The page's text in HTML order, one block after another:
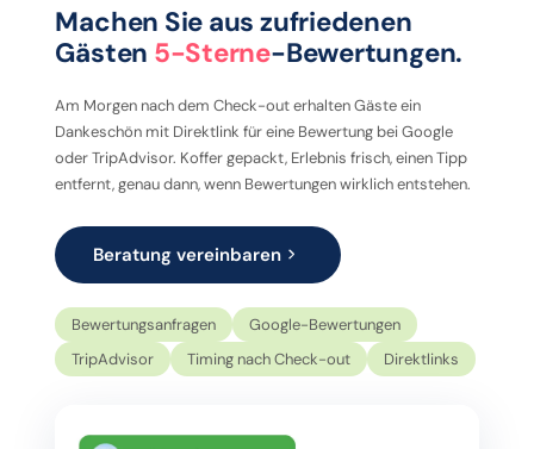
Machen Sie aus zufriedenen
Gästen 5-Sterne-Bewertungen.
Am Morgen nach dem Check-out erhalten Gäste ein
Dankeschön mit Direktlink für eine Bewertung bei Google
oder TripAdvisor. Koffer gepackt, Erlebnis frisch, einen Tipp
entfernt, genau dann, wenn Bewertungen wirklich entstehen.
Beratung vereinbaren
Bewertungsanfragen
Google-Bewertungen
TripAdvisor
Timing nach Check-out Direktlinks